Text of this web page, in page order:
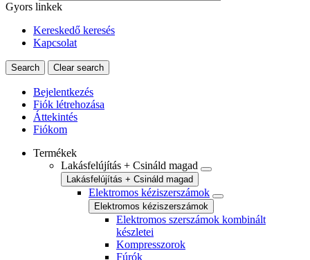
Gyors linkek
Kereskedő keresés
Kapcsolat
Bejelentkezés
Fiók létrehozása
Áttekintés
Fiókom
Termékek
Lakásfelújítás + Csináld magad
Lakásfelújítás + Csináld magad
Elektromos kéziszerszámok
Elektromos kéziszerszámok
Elektromos szerszámok kombinált
készletei
Kompresszorok
Fúrók